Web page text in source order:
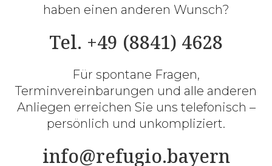
haben einen anderen Wunsch?
Tel. +49 (8841) 4628
Für spontane Fragen,
Terminvereinbarungen und alle anderen
Anliegen erreichen Sie uns telefonisch –
persönlich und unkompliziert.
info@refugio.bayern